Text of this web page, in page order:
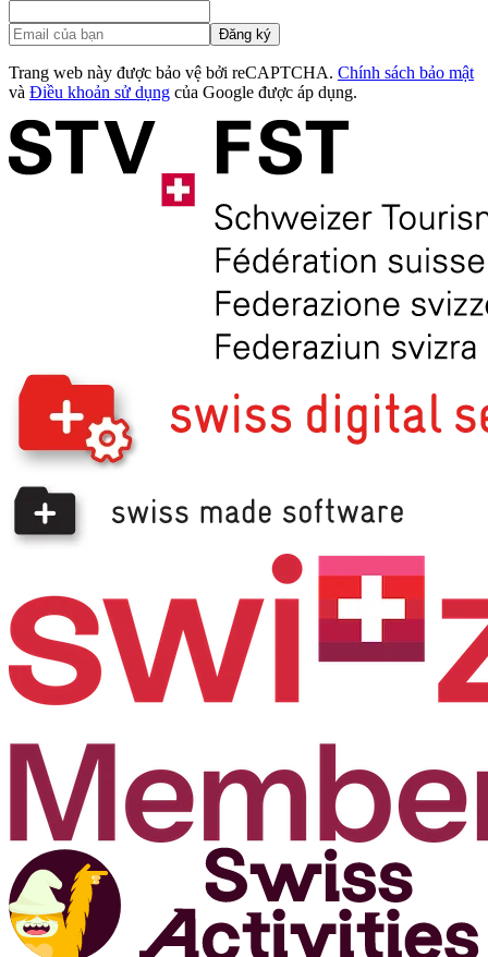
Đăng ký
Trang web này được bảo vệ bởi reCAPTCHA. Chính sách bảo mật
và Điều khoản sử dụng của Google được áp dụng.